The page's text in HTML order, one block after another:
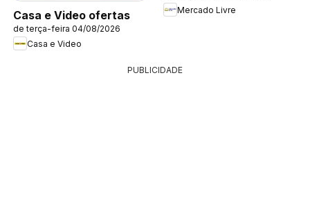
Casa e Video ofertas
de terça-feira 04/08/2026
Casa e Video
Mercado Livre
PUBLICIDADE